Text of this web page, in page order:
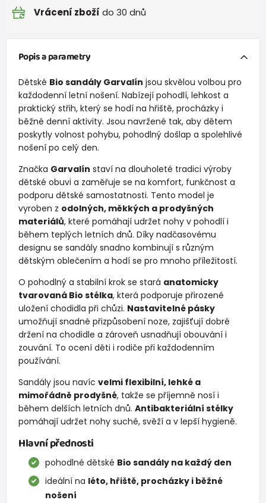
Vrácení zboží do 30 dnů
Popis a parametry
Dětské Bio sandály Garvalín jsou skvělou volbou pro
každodenní letní nošení. Nabízejí pohodlí, lehkost a
praktický střih, který se hodí na hřiště, procházky i
běžné denní aktivity. Jsou navržené tak, aby dětem
poskytly volnost pohybu, pohodlný došlap a spolehlivé
nošení po celý den.
Značka Garvalín staví na dlouholeté tradici výroby
dětské obuvi a zaměřuje se na komfort, funkčnost a
podporu dětské samostatnosti. Tento model je
vyroben z odolných, měkkých a prodyšných
materiálů, které pomáhají udržet nohy v pohodlí i
během teplých letních dnů. Díky nadčasovému
designu se sandály snadno kombinují s různým
dětským oblečením a hodí se pro mnoho příležitostí.
O pohodlný a stabilní krok se stará anatomicky
tvarovaná Bio stélka, která podporuje přirozené
uložení chodidla při chůzi. Nastavitelné pásky
umožňují snadné přizpůsobení noze, zajišťují dobré
držení na chodidle a zároveň usnadňují obouvání i
zouvání. To ocení děti i rodiče při každodenním
používání.
Sandály jsou navíc velmi flexibilní, lehké a
mimořádně prodyšné, takže se příjemně nosí i
během delších letních dnů. Antibakteriální stélky
pomáhají udržet nohy suché, svěží a v lepší hygieně.
Hlavní přednosti
pohodlné dětské Bio sandály na každý den
ideální na léto, hřiště, procházky i běžné
nošení